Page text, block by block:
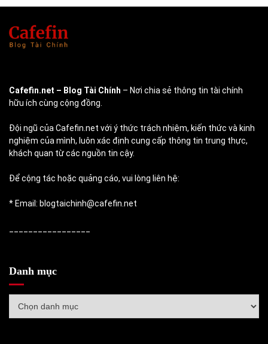
Cafefin.net – Blog Tài Chính – Nơi chia sẻ thông tin tài chính
hữu ích cùng cộng đồng.
Đội ngũ của Cafefin.net với ý thức trách nhiệm, kiến thức và kinh
nghiệm của mình, luôn xác định cung cấp thông tin trung thực,
khách quan từ các nguồn tin cậy.
Để cộng tác hoặc quảng cáo, vui lòng liên hệ:
* Email: blogtaichinh@cafefin.net
Danh mục
mục